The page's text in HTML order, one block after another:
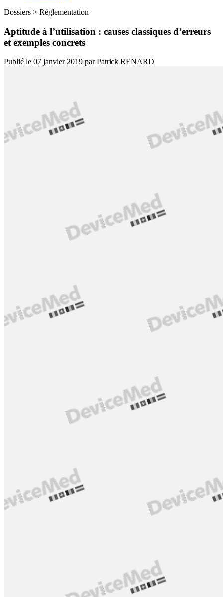
Dossiers > Réglementation
Aptitude à l’utilisation : causes classiques d’erreurs
et exemples concrets
Publié le 07 janvier 2019 parPatrick RENARD